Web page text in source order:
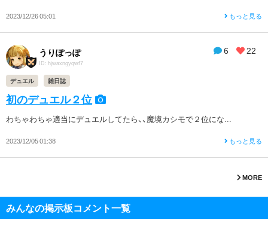
2023/12/26 05:01 もっと見る
6 22
うりぽっぽ
ID: hjwaxngyqwf7
デュエル 雑日誌
初のデュエル２位
わちゃわちゃ適当にデュエルしてたら、、魔境カシモで２位にな...
2023/12/05 01:38 もっと見る
MORE
みんなの掲示板コメント一覧